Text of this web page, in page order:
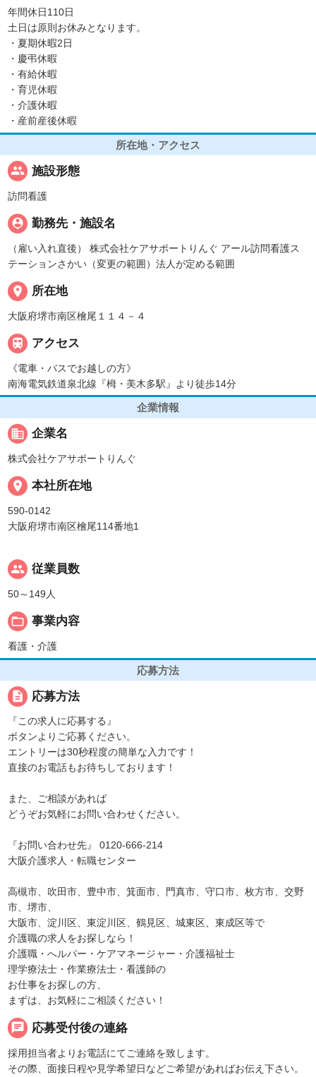
年間休日110日
土日は原則お休みとなります。
・夏期休暇2日
・慶弔休暇
・有給休暇
・育児休暇
・介護休暇
・産前産後休暇
所在地・アクセス
people 施設形態
訪問看護
person_pin 勤務先・施設名
（雇い入れ直後） 株式会社ケアサポートりんぐ アール訪問看護ス
テーションさかい（変更の範囲）法人が定める範囲
place 所在地
大阪府堺市南区檜尾１１４－４
 アクセス
《電車・バスでお越しの方》
南海電気鉄道泉北線『栂・美木多駅』より徒歩14分
企業情報
business 企業名
株式会社ケアサポートりんぐ
place 本社所在地
590-0142
大阪府堺市南区檜尾114番地1
people 従業員数
50～149人
folder_open 事業内容
看護・介護
応募方法
description 応募方法
『この求人に応募する』
ボタンよりご応募ください。
エントリーは30秒程度の簡単な入力です！
直接のお電話もお待ちしております！
また、ご相談があれば
どうぞお気軽にお問い合わせください。
『お問い合わせ先』 0120-666-214
大阪介護求人・転職センター
高槻市、吹田市、豊中市、箕面市、門真市、守口市、枚方市、交野
市、堺市、
大阪市、淀川区、東淀川区、鶴見区、城東区、東成区等で
介護職の求人をお探しなら！
介護職・へルパー・ケアマネージャー・介護福祉士
理学療法士・作業療法士・看護師の
お仕事をお探しの方、
まずは、お気軽にご相談ください！
chat 応募受付後の連絡
採用担当者よりお電話にてご連絡を致します。
その際、面接日程や見学希望日などご希望があればお伝え下さい。